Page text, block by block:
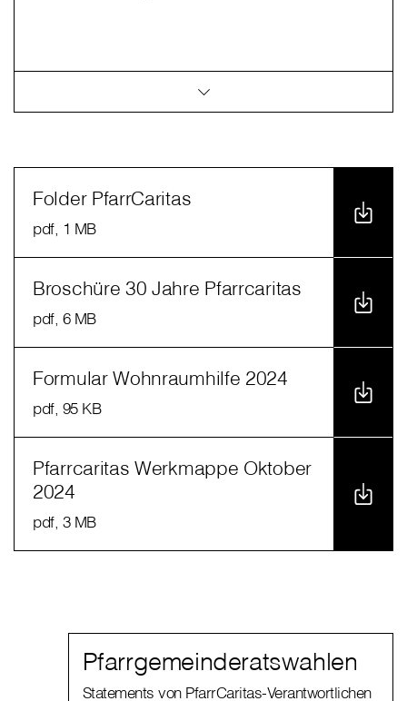
Folder PfarrCaritas
pdf, 1 MB
Broschüre 30 Jahre Pfarrcaritas
pdf, 6 MB
Formular Wohnraumhilfe 2024
pdf, 95 KB
Pfarrcaritas Werkmappe Oktober
2024
pdf, 3 MB
Pfarrgemeinderatswahlen
Statements von PfarrCaritas-Verantwortlichen